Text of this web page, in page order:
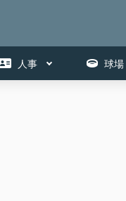
人事 球場